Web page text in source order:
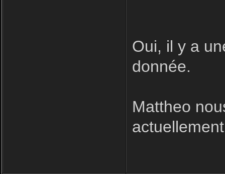
Oui, il y a
donnée.
Mattheo